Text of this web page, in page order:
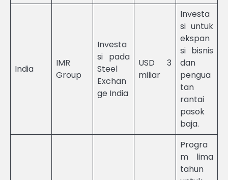
India
IMR
Group
Investa
si pada
Steel
Exchan
ge India
USD 3
miliar
Investa
si untuk
ekspan
si bisnis
dan
pengua
tan
rantai
pasok
baja.
Progra
m lima
tahun